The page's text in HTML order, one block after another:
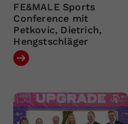
FE&MALE Sports
Conference mit
Petkovic, Dietrich,
Hengstschläger